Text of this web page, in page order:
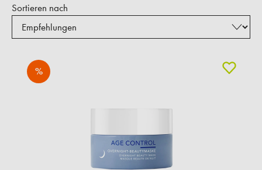
Sortieren nach
%